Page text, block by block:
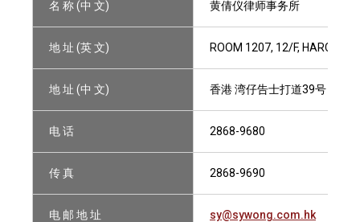
名 称 (中 文) 黄倩仪律师事务所
地 址 (英 文) ROOM 1207, 12/F,
地 址 (中 文) 香港 湾仔告士打道39号 夏悫
电 话 2868-9680
传 真 2868-9690
电 邮 地 址 sy@sywong.com.hk